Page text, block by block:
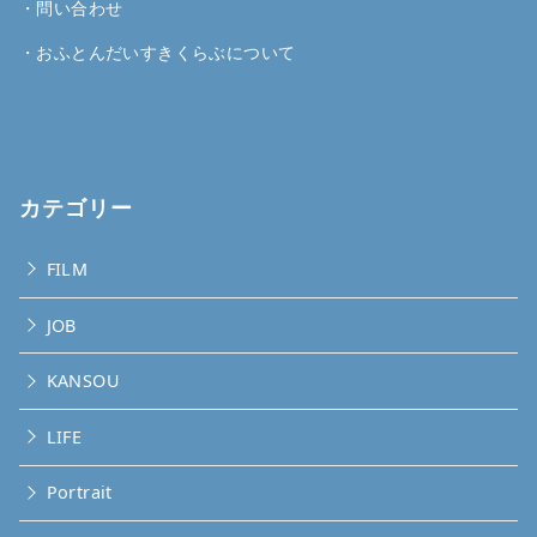
・ 問い合わせ
・ おふとんだいすきくらぶについて
カテゴリー
FILM
JOB
KANSOU
LIFE
Portrait